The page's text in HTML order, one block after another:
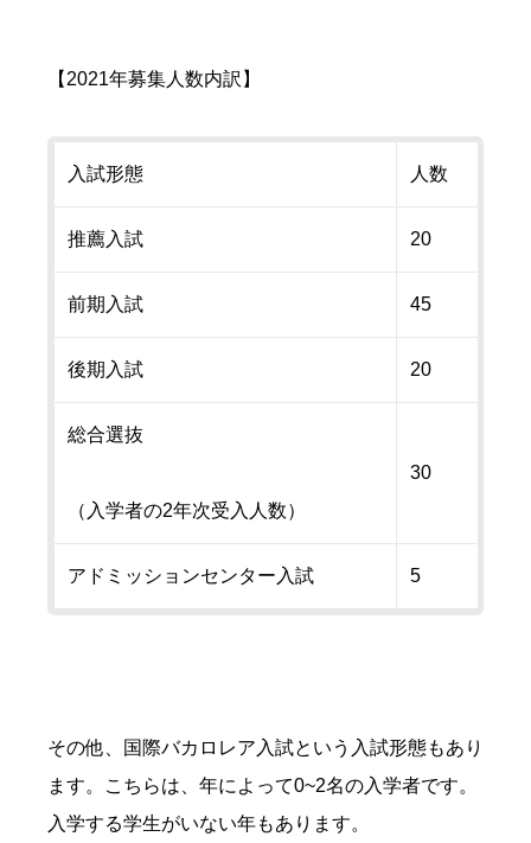
【2021年募集人数内訳】
入試形態 人数
推薦入試 20
前期入試 45
後期入試 20
総合選抜
（入学者の2年次受入人数）
30
アドミッションセンター入試 5
その他、国際バカロレア入試という入試形態もあり
ます。こちらは、年によって0~2名の入学者です。
入学する学生がいない年もあります。